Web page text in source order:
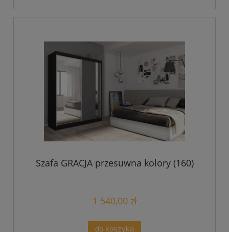
Szafa GRACJA przesuwna kolory (160)
1 540,00 zł
do koszyka